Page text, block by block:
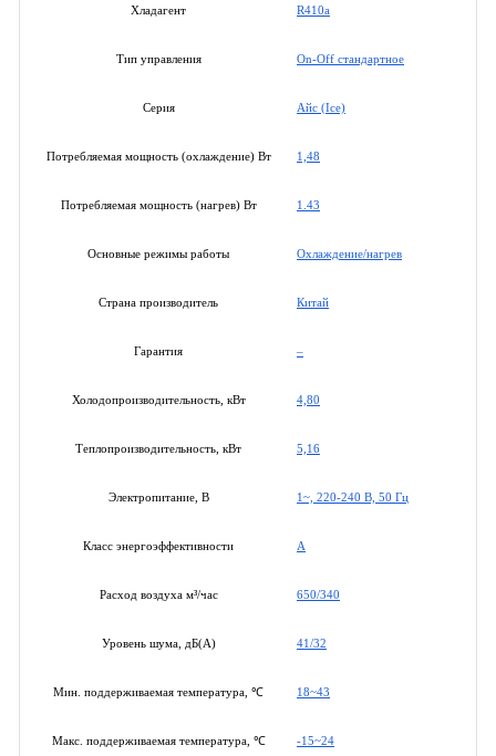
Хладагент R410a
Тип управления On-Off стандартное
Серия Айс (Ice)
Потребляемая мощность (охлаждение) Вт 1,48
Потребляемая мощность (нагрев) Вт 1.43
Основные режимы работы Охлаждение/нагрев
Страна производитель Китай
Гарантия –
Холодопроизводительность, кВт 4,80
Теплопроизводительность, кВт 5,16
Электропитание, В 1~, 220-240 В, 50 Гц
Класс энергоэффективности A
Расход воздуха м³/час 650/340
Уровень шума, дБ(А) 41/32
Мин. поддерживаемая температура, ℃ 18~43
Макс. поддерживаемая температура, ℃ -15~24